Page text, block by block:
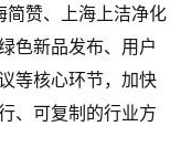
简赞、上海上洁净化
色新品发布、用户
等核心环节，加快
、可复制的行业方